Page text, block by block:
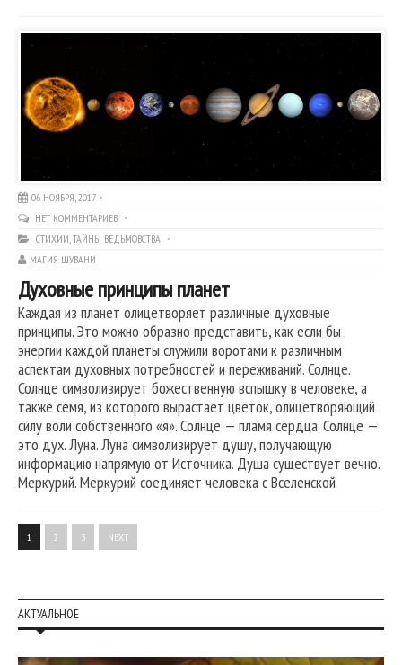
06 НОЯБРЯ, 2017
НЕТ КОММЕНТАРИЕВ
СТИХИИ ТАЙНЫ ВЕДЬМОВСТВА
МАГИЯ ШУВАНИ
Духовные принципы планет
Каждая из планет олицетворяет различные духовные
принципы. Это можно образно представить, как если бы
энергии каждой планеты служили воротами к различным
аспектам духовных потребностей и переживаний. Солнце.
Солнце символизирует божественную вспышку в человеке, а
также семя, из которого вырастает цветок, олицетворяющий
силу воли собственного «я». Солнце — пламя сердца. Солнце —
это дух. Луна. Луна символизирует душу, получающую
информацию напрямую от Источника. Душа существует вечно.
Меркурий. Меркурий соединяет человека с Вселенской
1 2 3 NEXT
АКТУАЛЬНОЕ